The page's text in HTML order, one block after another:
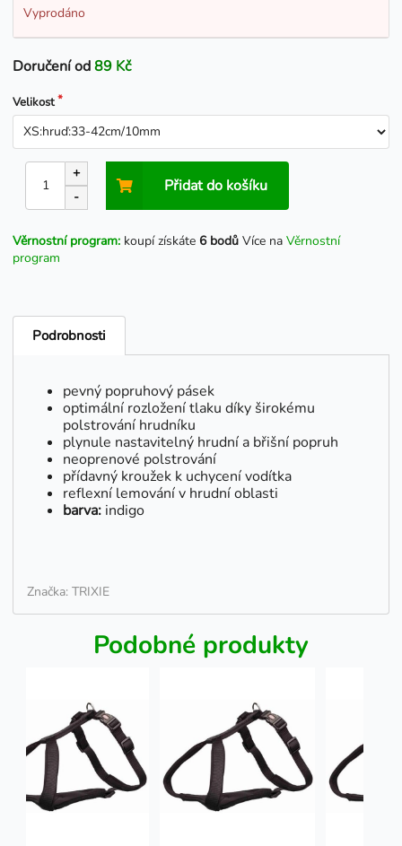
Vyprodáno
Doručení od89 Kč
Velikost
+
-
Přidat do košíku
Věrnostní program: koupí získáte 6 bodů Více na Věrnostní
program
Podrobnosti
pevný popruhový pásek
optimální rozložení tlaku díky širokému
polstrování hrudníku
plynule nastavitelný hrudní a břišní popruh
neoprenové polstrování
přídavný kroužek k uchycení vodítka
reflexní lemování v hrudní oblasti
barva: indigo
Značka: TRIXIE
Podobné produkty